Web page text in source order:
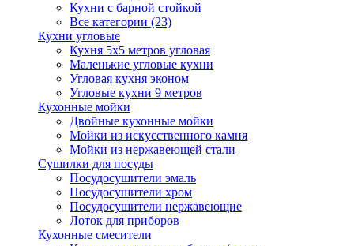
Кухни с барной стойкой
Все категории (23)
Кухни угловые
Кухня 5х5 метров угловая
Маленькие угловые кухни
Угловая кухня эконом
Угловые кухни 9 метров
Кухонные мойки
Двойные кухонные мойки
Мойки из искусственного камня
Мойки из нержавеющей стали
Сушилки для посуды
Посудосушители эмаль
Посудосушители хром
Посудосушители нержавеющие
Лоток для приборов
Кухонные смесители